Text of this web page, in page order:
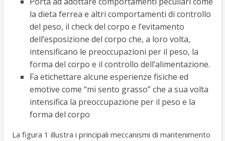
la dieta ferrea e altri comportamenti di controllo
del peso, il check del corpo e l’evitamento
dell’esposizione del corpo che, a loro volta,
intensificano le preoccupazioni per il peso, la
forma del corpo e il controllo dell’alimentazione.
Fa etichettare alcune esperienze fisiche ed
emotive come “mi sento grasso” che a sua volta
intensifica la preoccupazione per il peso e la
forma del corpo
La figura 1 illustra i principali meccanismi di mantenimento